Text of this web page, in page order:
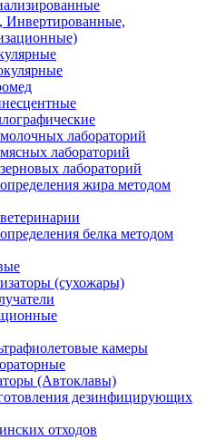
лабораторий
лабораторий
лабораторий
жира методом
белка методом
(сухожары)
камеры
(Автоклавы)
дезинфицирующих
отходов